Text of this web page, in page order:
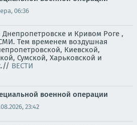
06:36
и Кривом Роге ,
Тем временем воздушная
Киевской,
Сумской, Харьковской и
ВЕСТИ
военной операции
23:42